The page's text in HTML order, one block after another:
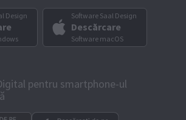
Design Software Saal Design
Descărcare
Software macOS
pentru smartphone-ul